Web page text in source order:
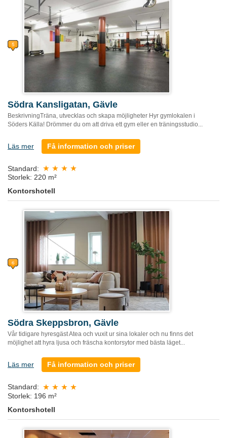
Södra Kansligatan, Gävle
BeskrivningTräna, utvecklas och skapa möjligheter Hyr gymlokalen i
Söders Källa! Drömmer du om att driva ett gym eller en träningsstudio...
Läs mer Få information och priser
Standard:
Storlek: 220 m²
Kontorshotell
Södra Skeppsbron, Gävle
Vår tidigare hyresgäst Atea och vuxit ur sina lokaler och nu finns det
möjlighet att hyra ljusa och fräscha kontorsytor med bästa läget...
Läs mer Få information och priser
Standard:
Storlek: 196 m²
Kontorshotell